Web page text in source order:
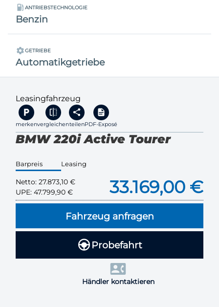
ANTRIEBSTECHNOLOGIE
Benzin
GETRIEBE
Automatikgetriebe
Leasingfahrzeug
merkenvergleichenteilenPDF-Exposé
BMW 220i Active Tourer
Barpreis Leasing
Netto: 27.873,10 €
UPE: 47.799,90 € 33.169,00 €
Fahrzeug anfragen
Probefahrt
Händler kontaktieren